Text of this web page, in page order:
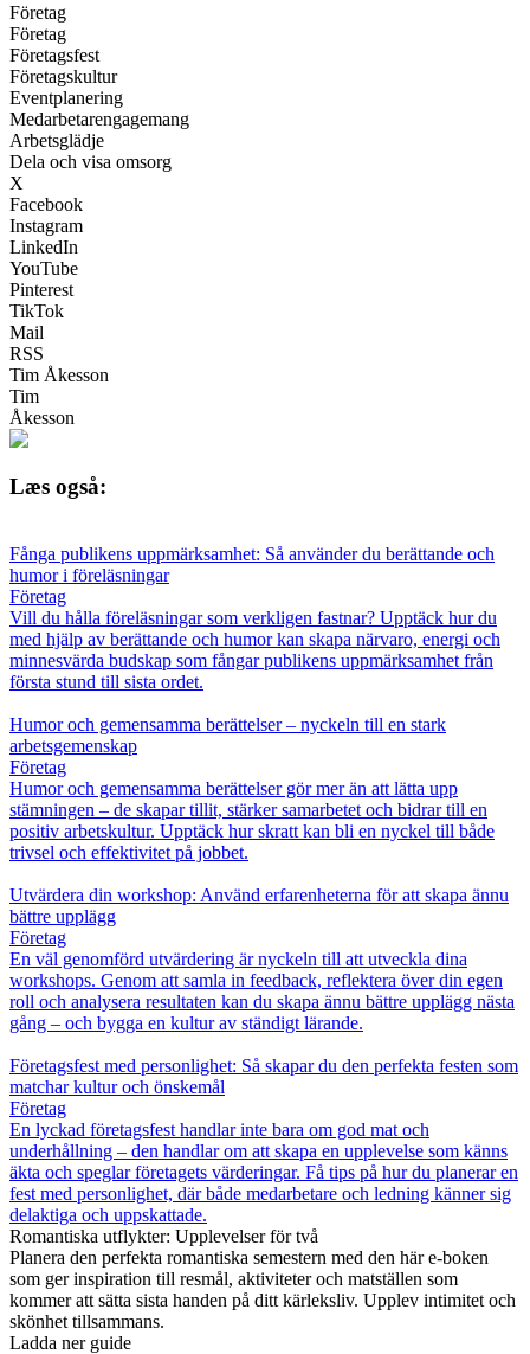
Företag
Företag
Företagsfest
Företagskultur
Eventplanering
Medarbetarengagemang
Arbetsglädje
Dela och visa omsorg
X
Facebook
Instagram
LinkedIn
YouTube
Pinterest
TikTok
Mail
RSS
Tim Åkesson
Tim
Åkesson
Læs også:
Fånga publikens uppmärksamhet: Så använder du berättande och
humor i föreläsningar
Företag
Vill du hålla föreläsningar som verkligen fastnar? Upptäck hur du
med hjälp av berättande och humor kan skapa närvaro, energi och
minnesvärda budskap som fångar publikens uppmärksamhet från
första stund till sista ordet.
Humor och gemensamma berättelser – nyckeln till en stark
arbetsgemenskap
Företag
Humor och gemensamma berättelser gör mer än att lätta upp
stämningen – de skapar tillit, stärker samarbetet och bidrar till en
positiv arbetskultur. Upptäck hur skratt kan bli en nyckel till både
trivsel och effektivitet på jobbet.
Utvärdera din workshop: Använd erfarenheterna för att skapa ännu
bättre upplägg
Företag
En väl genomförd utvärdering är nyckeln till att utveckla dina
workshops. Genom att samla in feedback, reflektera över din egen
roll och analysera resultaten kan du skapa ännu bättre upplägg nästa
gång – och bygga en kultur av ständigt lärande.
Företagsfest med personlighet: Så skapar du den perfekta festen som
matchar kultur och önskemål
Företag
En lyckad företagsfest handlar inte bara om god mat och
underhållning – den handlar om att skapa en upplevelse som känns
äkta och speglar företagets värderingar. Få tips på hur du planerar en
fest med personlighet, där både medarbetare och ledning känner sig
delaktiga och uppskattade.
Romantiska utflykter: Upplevelser för två
Planera den perfekta romantiska semestern med den här e-boken
som ger inspiration till resmål, aktiviteter och matställen som
kommer att sätta sista handen på ditt kärleksliv. Upplev intimitet och
skönhet tillsammans.
Ladda ner guide